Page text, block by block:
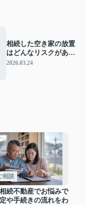
相続した空き家の放置
はどんなリスクがあ
る？管理や早めの対応
2026.03.24
相談
続不動産でお悩みで
や手続きの流れをわ